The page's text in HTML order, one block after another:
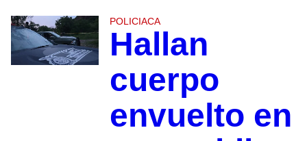
POLICIACA
Hallan
cuerpo
envuelto en